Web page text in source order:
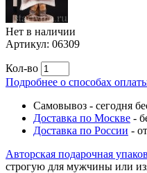
Нет в наличии
Артикул: 06309
Кол-во
Подробнее о способах
Самовывоз - сегодня
Доставка по Москве -
Доставка по России -
Авторская подарочная
строгую для мужчины или